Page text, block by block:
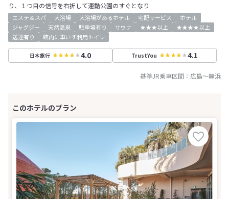
り、１つ目の信号を右折して運動公園のすぐとなり
エステ＆スパ 大浴場 大浴場があるホテル 宅配サービス
ホテル
ジャグジー
天然温泉 駐車場有り サウナ ★★★以上
★★★★以上
送迎有り
館内に車いす利用トイレ
日本旅行 4.0 TrustYou 4.1
基準JR乗車区間： 広島～舞浜